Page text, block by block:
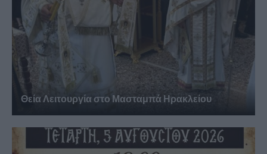
Θεία Λειτουργία στο Μασταμπά Ηρακλείου